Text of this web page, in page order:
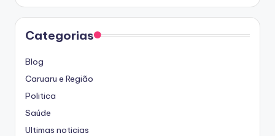
Categorias
Blog
Caruaru e Região
Politica
Saúde
Ultimas noticias